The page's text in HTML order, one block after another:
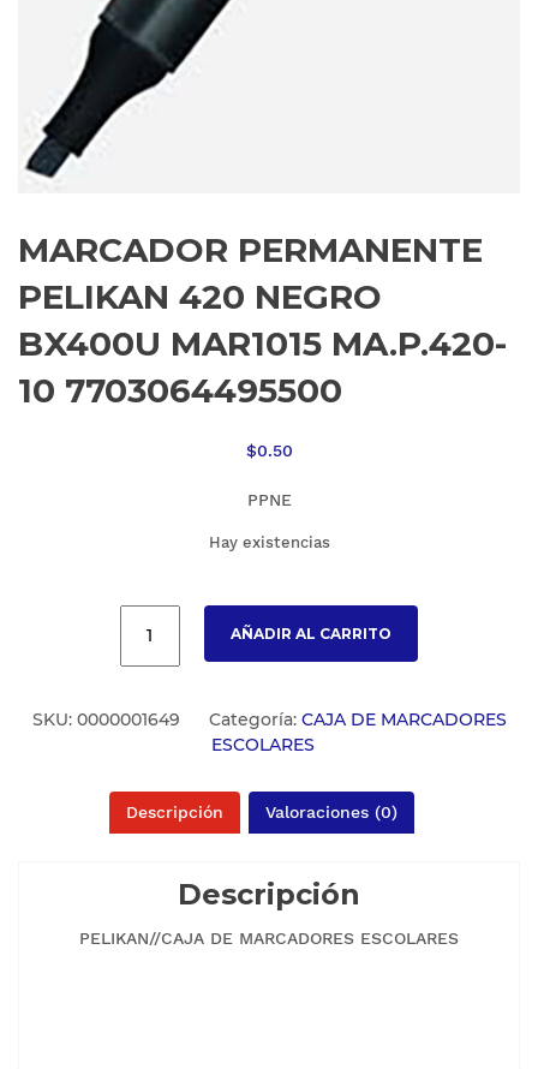
MARCADOR PERMANENTE
PELIKAN 420 NEGRO
BX400U MAR1015 MA.P.420-
10 7703064495500
$0.50
PPNE
Hay existencias
AÑADIR AL CARRITO
SKU: 0000001649 Categoría: CAJA DE MARCADORES
ESCOLARES
Descripción Valoraciones (0)
Descripción
PELIKAN//CAJA DE MARCADORES ESCOLARES